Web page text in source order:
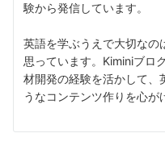
験から発信しています。
英語を学ぶうえで大切なの
思っています。Kiminiブロ
材開発の経験を活かして、
うなコンテンツ作りを心が